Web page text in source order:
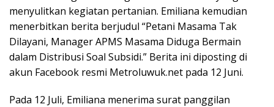
menyulitkan kegiatan pertanian. Emiliana kemudian
menerbitkan berita berjudul “Petani Masama Tak
Dilayani, Manager APMS Masama Diduga Bermain
dalam Distribusi Soal Subsidi.” Berita ini diposting di
akun Facebook resmi Metroluwuk.net pada 12 Juni.
Pada 12 Juli, Emiliana menerima surat panggilan